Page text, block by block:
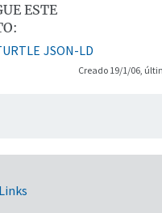
ESTE
JSON-LD
Creado 19/1/06,
Links